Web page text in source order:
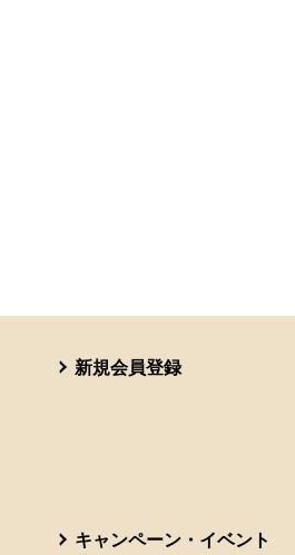
新規会員登録
キャンペーン・イベント